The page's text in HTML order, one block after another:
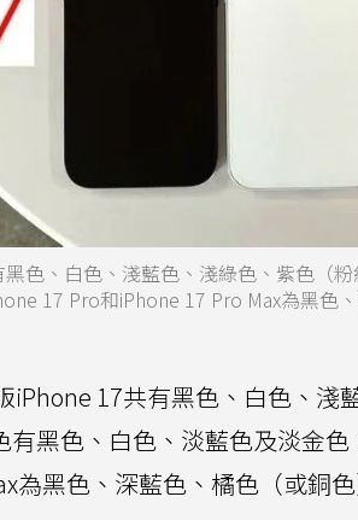
色、白色、淺藍色、淺綠色、紫色（
17 Pro和iPhone 17 Pro Max為黑色
iPhone 17共有黑色、白色、淺
有黑色、白色、淡藍色及淡金
為黑色、深藍色、橘色（或銅